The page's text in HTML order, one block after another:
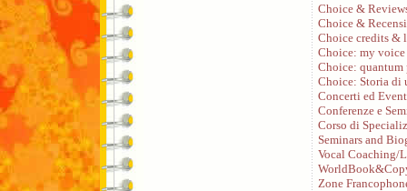
Choice &
Choice &
Choice credits &
Choice: my
Choice: quantum
Choice: Storia di
Concerti ed
Conferenze e
Corso di
Seminars and
Vocal Coaching/
Zone